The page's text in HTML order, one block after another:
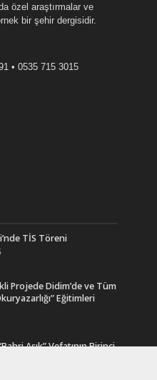
özel araştırmalar ve
bir şehir dergisidir.
• 0535 715 3015
TİS Töreni
Projede Didim’de ve Tüm
Eğitimleri
Aşık” Vefatının Birinci